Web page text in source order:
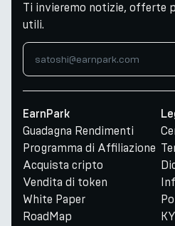
Ti invieremo notizie, offerte
utili.
EarnPark
Guadagna Rendimenti
Programma di Affiliazione
Acquista cripto
Vendita di token
White Paper
RoadMap